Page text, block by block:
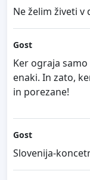
Ne želim živeti v
Gost
Ker ograja
enaki. In zato,
in porezane!
Gost
Slovenija-